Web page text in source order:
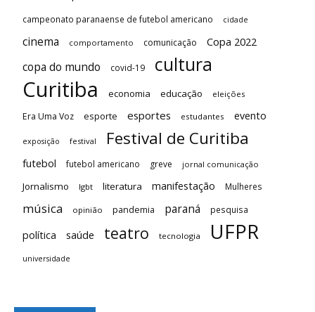
campeonato paranaense de futebol americano cidade
cinema comportamento comunicação Copa 2022
copa do mundo covid-19 cultura
Curitiba economia educação eleições
Era Uma Voz esporte esportes estudantes evento
exposição festival Festival de Curitiba
futebol futebol americano greve jornal comunicação
Jornalismo lgbt literatura manifestação Mulheres
música opinião pandemia paraná pesquisa
política saúde teatro tecnologia UFPR
universidade